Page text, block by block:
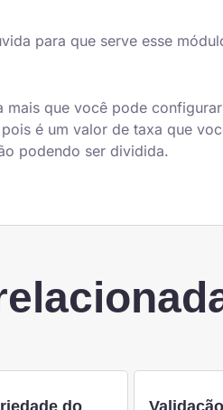
para que serve esse
mais que você pode
é um valor de taxa que
podendo ser dividida.